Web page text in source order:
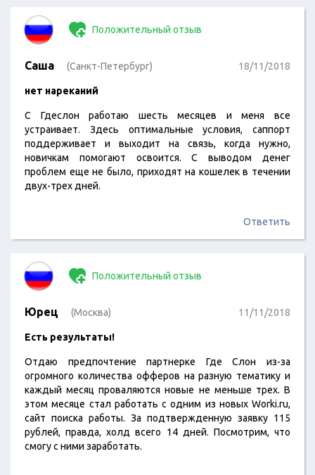
Положительный отзыв
Саша (Санкт-Петербург) 18/11/2018
нет нареканий
С Гдеслон работаю шесть месяцев и меня все
устраивает. Здесь оптимальные условия, саппорт
поддерживает и выходит на связь, когда нужно,
новичкам помогают освоится. С выводом денег
проблем еще не было, приходят на кошелек в течении
двух-трех дней.
Ответить
Положительный отзыв
Юрец (Москва) 11/11/2018
Есть результаты!
Отдаю предпочтение партнерке Где Слон из-за
огромного количества офферов на разную тематику и
каждый месяц проваляются новые не меньше трех. В
этом месяце стал работать с одним из новых Worki.ru,
сайт поиска работы. За подтвержденную заявку 115
рублей, правда, холд всего 14 дней. Посмотрим, что
смогу с ними заработать.